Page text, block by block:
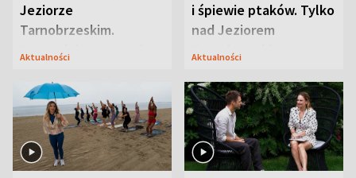
Jeziorze
Tarnobrzeskim.
Przyrodnicy zwracają
Aktualności
i śpiewie ptaków. Tylko
nad Jeziorem
Tarnobrzeskim
Aktualności